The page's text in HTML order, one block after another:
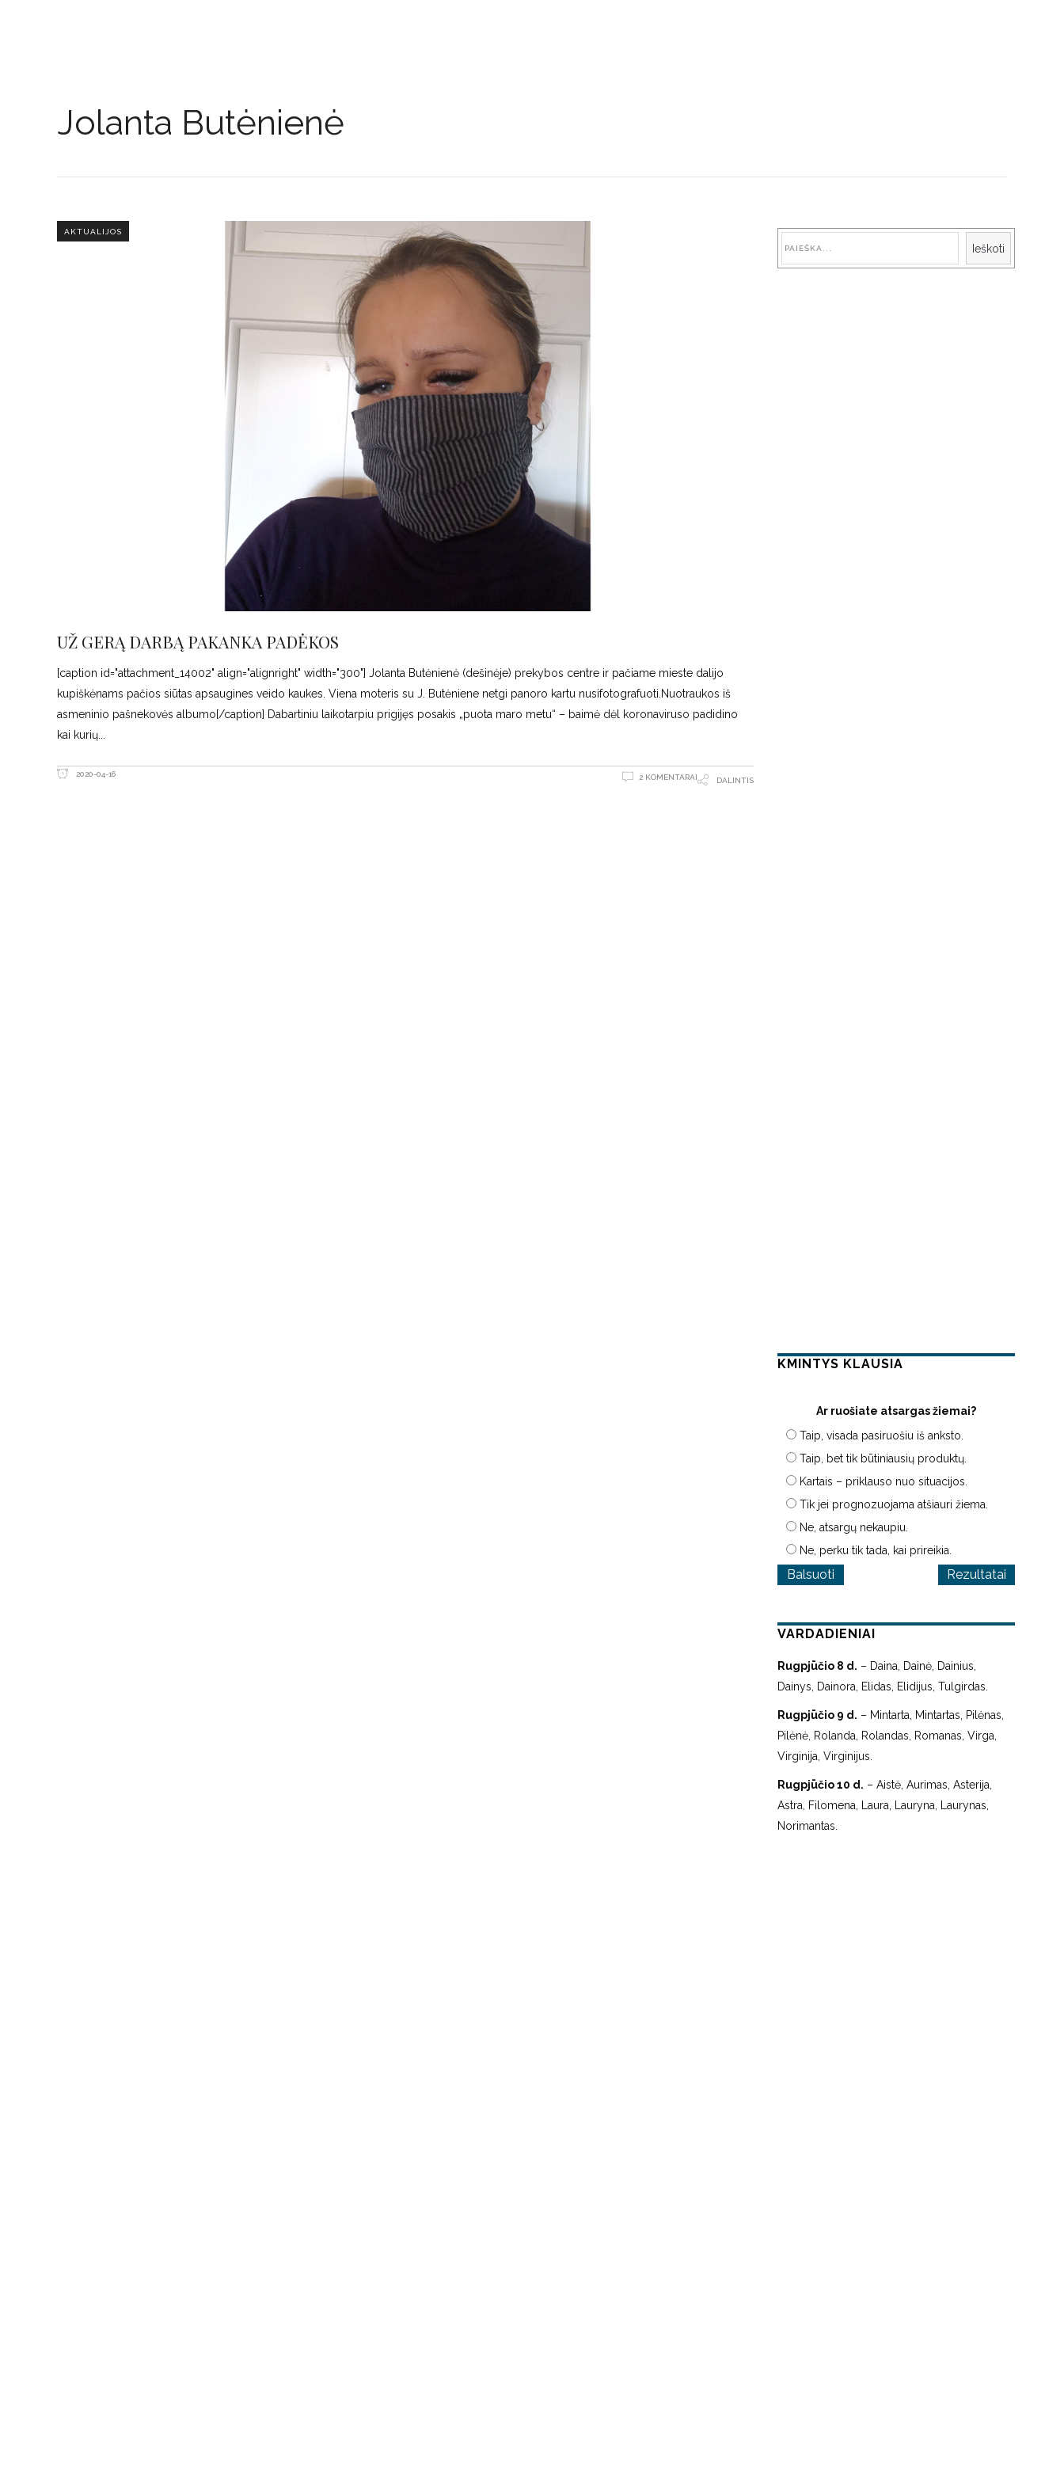
Jolanta Butėnienė
AKTUALIJOS
UŽ GERĄ DARBĄ PAKANKA PADĖKOS
[caption id="attachment_14002" align="alignright" width="300"] Jolanta Butėnienė (dešinėje) prekybos centre ir pačiame mieste dalijo
kupiškėnams pačios siūtas apsaugines veido kaukes. Viena moteris su J. Butėniene netgi panoro kartu nusifotografuoti.Nuotraukos iš
asmeninio pašnekovės albumo[/caption] Dabartiniu laikotarpiu prigijęs posakis „puota maro metu“ – baimė dėl koronaviruso padidino
kai kurių
2020-04-16 2 KOMENTARAI DALINTIS
Ieškoti
KMINTYS KLAUSIA
Ar ruošiate atsargas žiemai?
Taip, visada pasiruošiu iš anksto.
Taip, bet tik būtiniausių produktų.
Kartais – priklauso nuo situacijos.
Tik jei prognozuojama atšiauri žiema.
Ne, atsargų nekaupiu.
Ne, perku tik tada, kai prireikia.
Rezultatai
VARDADIENIAI
Rugpjūčio 8 d. – Daina, Dainė, Dainius,
Dainys, Dainora, Elidas, Elidijus, Tulgirdas.
Rugpjūčio 9 d. – Mintarta, Mintartas, Pilėnas,
Pilėnė, Rolanda, Rolandas, Romanas, Virga,
Virginija, Virginijus.
Rugpjūčio 10 d. – Aistė, Aurimas, Asterija,
Astra, Filomena, Laura, Lauryna, Laurynas,
Norimantas.